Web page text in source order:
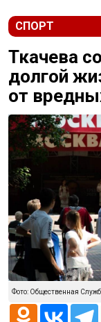
СПОРТ
Ткачева
долгой
от
Фото: Общественная